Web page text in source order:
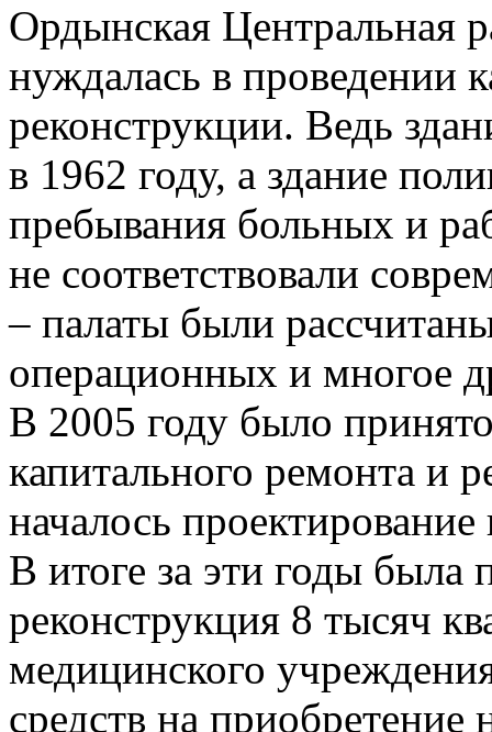
Ордынская Центральная
нуждалась в проведении
реконструкции. Ведь
в 1962 году, а здание
пребывания больных и
не соответствовали
– палаты были
операционных и многое
В 2005 году было
капитального ремонта и
началось проектирование
В итоге за эти годы была
реконструкция 8 тысяч
медицинского
средств на приобретение